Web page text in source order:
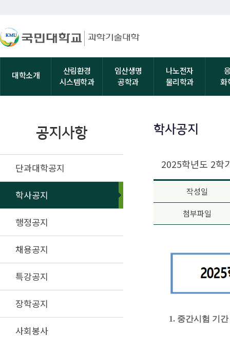
대학소개
산림환경
시스템학과
임산생명
공학과
나노전자
물리학과
화
공지사항
단과대학공지
학사공지
행정공지
채용공지
특강공지
장학공지
사회봉사
학사공지
2025학년도 2학
작성일
첨부파일
1. 중간시험 기간